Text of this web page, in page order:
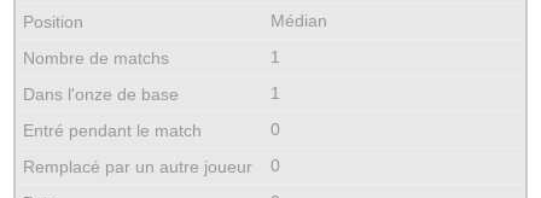
Médian
1
1
0
0